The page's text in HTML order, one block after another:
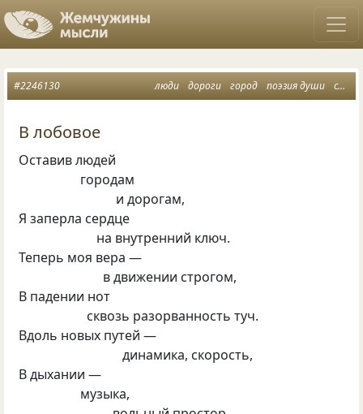
люди дороги город поэзия души сюжеты жизни
#2246130
В лобовое
Оставив людей
городам
и дорогам,
Я заперла сердце
на внутренний ключ.
Теперь моя вера —
в движении строгом,
В падении нот
сквозь разорванность туч.
Вдоль новых путей —
динамика, скорость,
В дыхании —
музыка,